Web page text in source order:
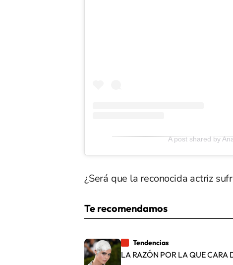
A post shared by
¿Será que la reconocida actriz
Te recomendamos
Tendencias
LA RAZÓN POR LA QUE CARA